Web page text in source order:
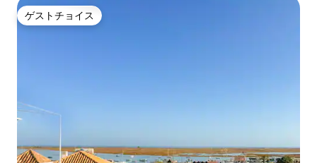
ゲストチョイス
ゲストチョイス